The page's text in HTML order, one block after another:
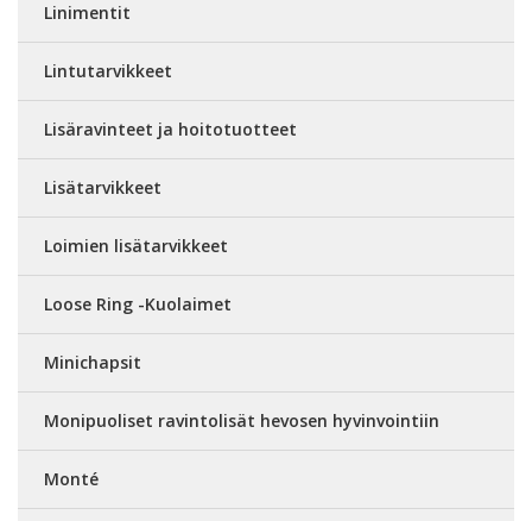
Linimentit
Lintutarvikkeet
Lisäravinteet ja hoitotuotteet
Lisätarvikkeet
Loimien lisätarvikkeet
Loose Ring -Kuolaimet
Minichapsit
Monipuoliset ravintolisät hevosen hyvinvointiin
Monté